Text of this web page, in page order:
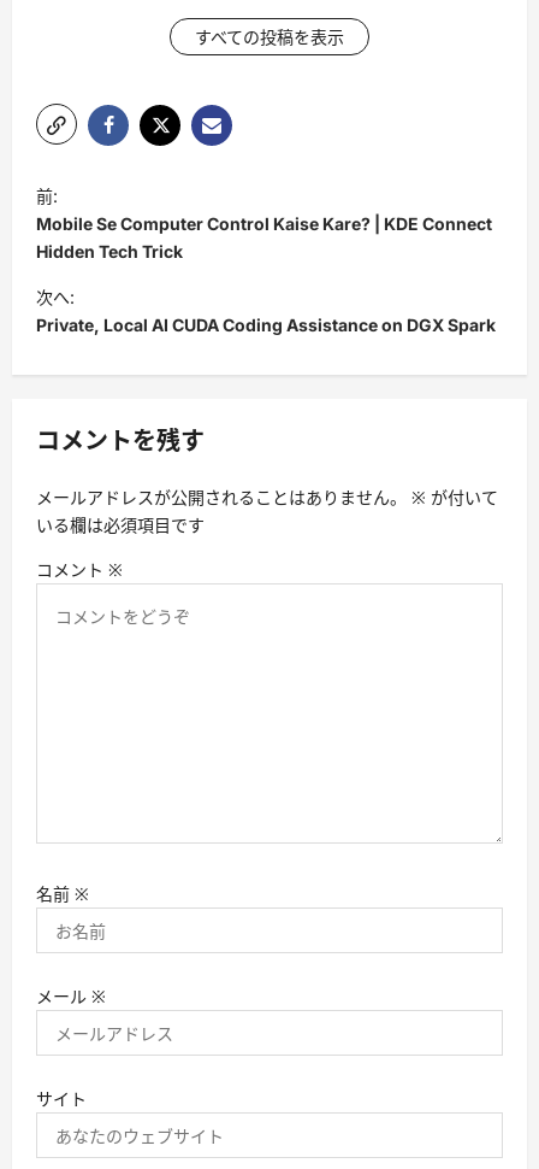
すべての投稿を表示
投
稿
ナ
ビ
ゲ
ー
ョ
前:
Mobile Se Computer Control Kaise Kare? | KDE Connect
Hidden Tech Trick
次へ:
Private, Local AI CUDA Coding Assistance on DGX Spark
コメントを残す
メールアドレスが公開されることはありません。 ※ が付いて
いる欄は必須項目です
コメント ※
名前 ※
メール ※
サイト